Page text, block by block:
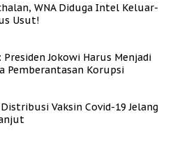
WNA Diduga Intel Keluar-
Usut!
Jokowi Harus Menjadi
Pemberantasan Korupsi
Vaksin Covid-19 Jelang